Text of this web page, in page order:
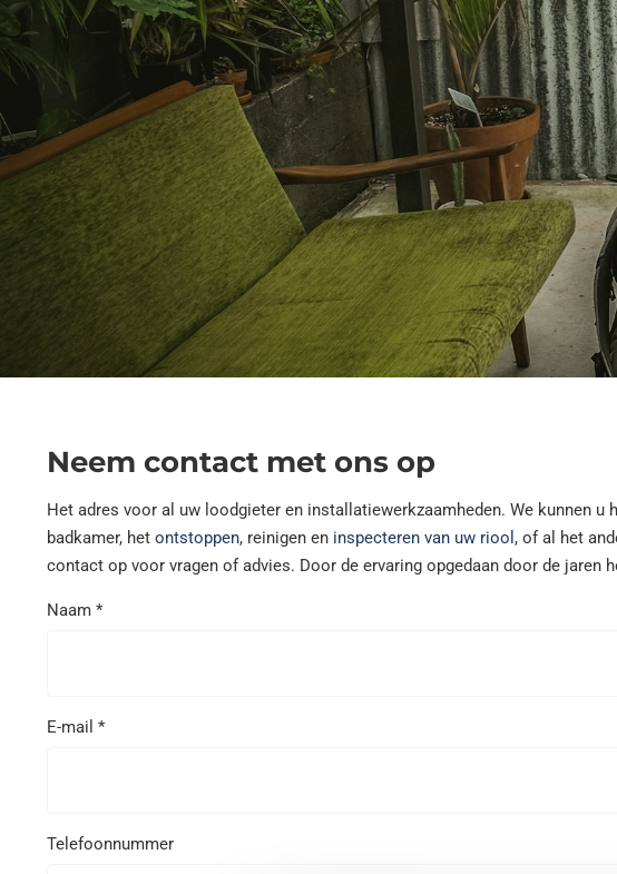
Neem contact met ons op
Het adres voor al uw loodgieter en installatiewerkzaamheden. We kunnen
badkamer, het ontstoppen, reinigen en inspecteren van uw riool , of al het
contact op voor vragen of advies. Door de ervaring opgedaan door de jaren
Naam *
E-mail *
Telefoonnummer